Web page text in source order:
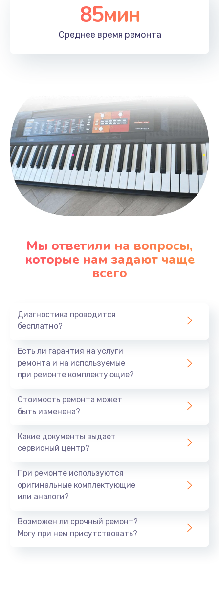
85мин
Среднее время ремонта
Мы ответили на вопросы,
которые нам задают чаще
всего
Диагностика проводится
бесплатно?
Есть ли гарантия на услуги
ремонта и на используемые
при ремонте комплектующие?
Стоимость ремонта может
быть изменена?
Какие документы выдает
сервисный центр?
При ремонте используются
оригинальные комплектующие
или аналоги?
Возможен ли срочный ремонт?
Могу при нем присутствовать?